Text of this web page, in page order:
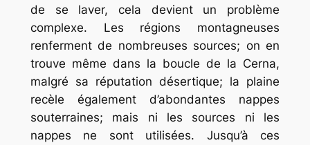
de se laver, cela devient un problème
complexe. Les régions montagneuses
renferment de nombreuses sources; on en
trouve même dans la boucle de la Cerna,
malgré sa réputation désertique; la plaine
recèle également d’abondantes nappes
souterraines; mais ni les sources ni les
nappes ne sont utilisées. Jusqu’à ces